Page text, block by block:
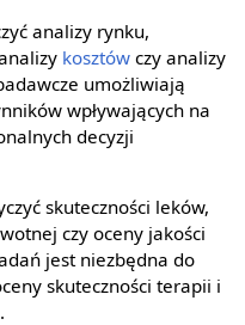
analizy rynku,
kosztówczy analizy
umożliwiają
wpływających na
decyzji
skuteczności leków,
czy oceny jakości
jest niezbędna do
skuteczności terapii i